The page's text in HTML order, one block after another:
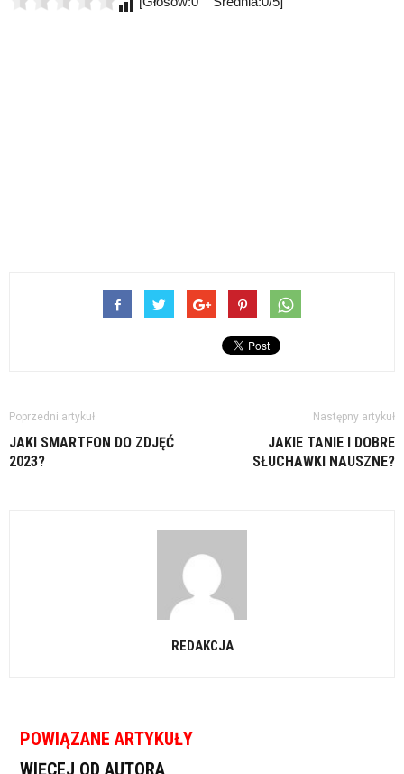
Poprzedni artykuł
JAKI SMARTFON DO ZDJĘĆ
2023?
Następny artykuł
JAKIE TANIE I DOBRE
SŁUCHAWKI NAUSZNE?
REDAKCJA
POWIĄZANE ARTYKUŁY
WIĘCEJ OD AUTORA